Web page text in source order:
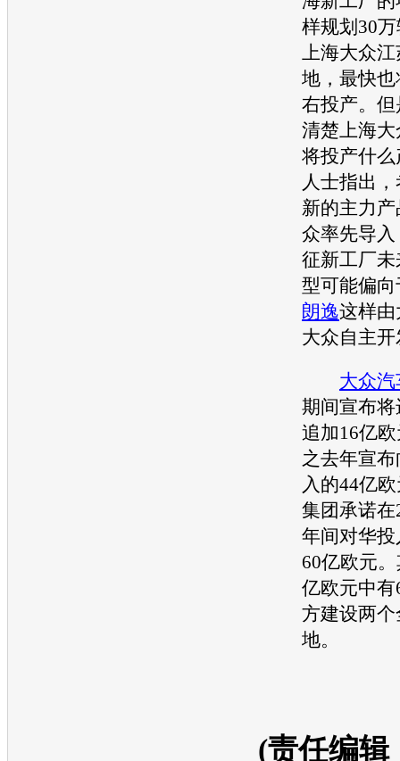
样规划30
上海大众江
地，最快
右投产。
清楚上海大
将投产什
人士指出
新的主力
众率先导入
征新工厂
型可能偏
朗逸这样由
大众自主
大众汽
期间宣布
追加16亿
之去年宣
入的44亿
集团承诺在
年间对华
60亿欧元
亿欧元中
方建设两
地。
(责任编辑